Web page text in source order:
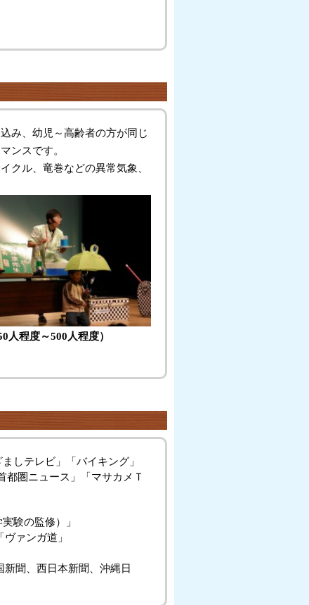
み、幼児～高齢者の方が同じ
ンスです。
クル、竜巻などの異常気象、
程度～500人程度）
しテレビ」「バイキング」
圏ニュース」「マサカメＴ
験の監修）」
「ヴァンガ道」
聞、西日本新聞、沖縄日